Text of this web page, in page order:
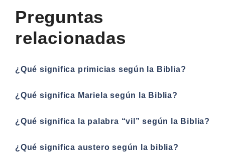
Preguntas
relacionadas
¿Qué significa primicias según la Biblia?
¿Qué significa Mariela según la Biblia?
¿Qué significa la palabra “vil” según la Biblia?
¿Qué significa austero según la biblia?